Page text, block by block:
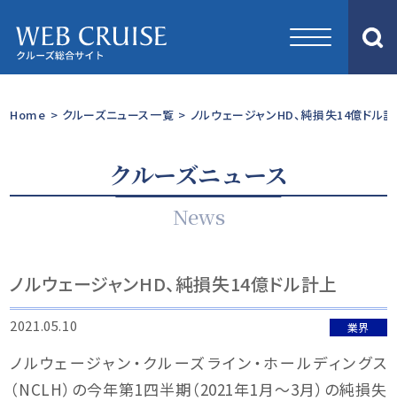
Home > クルーズニュース一覧 > ノルウェージャンHD、純損失14億ドル
クルーズニュース
News
ノルウェージャンHD、純損失14億ドル計上
2021.05.10 業界
ノルウェージャン・クルーズライン・ホールディングス
（NCLH）の今年第1四半期（2021年1月～3月）の純損失